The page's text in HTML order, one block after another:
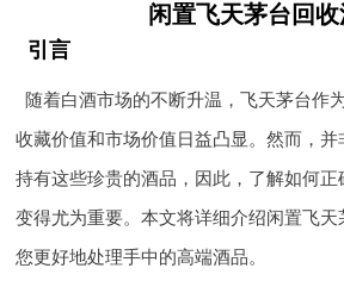
闲置飞天茅台回
引言
随着白酒市场的不断升温，飞天茅台作
收藏价值和市场价值日益凸显。然而，
持有这些珍贵的酒品，因此，了解如何
变得尤为重要。本文将详细介绍闲置飞
您更好地处理手中的高端酒品。